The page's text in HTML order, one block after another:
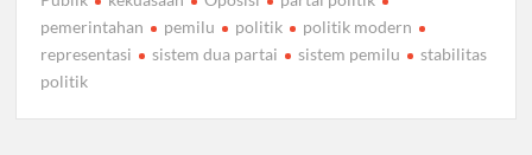
pemerintahan
pemilu politik
politik modern
representasi
sistem dua partai sistem pemilu
stabilitas
politik